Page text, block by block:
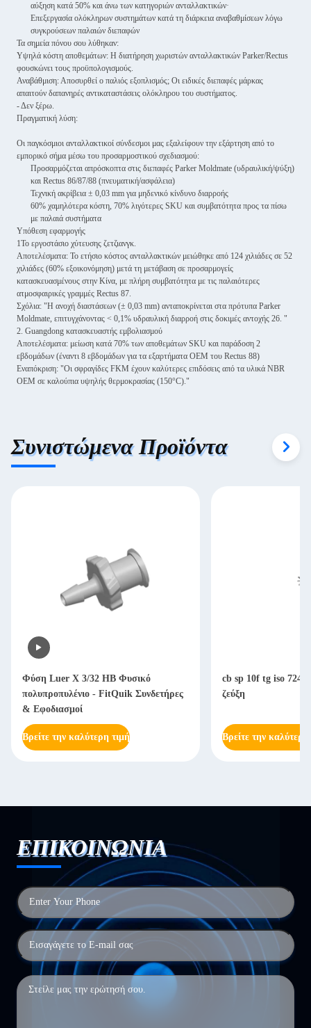
αύξηση κατά 50% και άνω των κατηγοριών ανταλλακτικών·
Επεξεργασία ολόκληρων συστημάτων κατά τη διάρκεια αναβαθμίσεων λόγω
συγκρούσεων παλαιών διεπαφών
Τα σημεία πόνου σου λύθηκαν:
Υψηλά κόστη αποθεμάτων: Η διατήρηση χωριστών ανταλλακτικών Parker/Rectus
φουσκώνει τους προϋπολογισμούς.
Αναβάθμιση: Αποσυρθεί ο παλιός εξοπλισμός; Οι ειδικές διεπαφές μάρκας
απαιτούν δαπανηρές αντικαταστάσεις ολόκληρου του συστήματος.
- Δεν ξέρω.
Πραγματική λύση:
Οι παγκόσμιοι ανταλλακτικοί σύνδεσμοι μας εξαλείφουν την εξάρτηση από το
εμπορικό σήμα μέσω του προσαρμοστικού σχεδιασμού:
Προσαρμόζεται απρόσκοπτα στις διεπαφές Parker Moldmate (υδραυλική/ψύξη)
και Rectus 86/87/88 (πνευματική/ασφάλεια)
Τεχνική ακρίβεια ± 0,03 mm για μηδενικό κίνδυνο διαρροής
60% χαμηλότερα κόστη, 70% λιγότερες SKU και συμβατότητα προς τα πίσω
με παλαιά συστήματα
Υπόθεση εφαρμογής
1Το εργοστάσιο χύτευσης ζετζιανγκ.
Αποτελέσματα: Το ετήσιο κόστος ανταλλακτικών μειώθηκε από 124 χιλιάδες σε 52
χιλιάδες (60% εξοικονόμηση) μετά τη μετάβαση σε προσαρμογείς
κατασκευασμένους στην Κίνα, με πλήρη συμβατότητα με τις παλαιότερες
ατμοσφαιρικές γραμμές Rectus 87.
Σχόλια: "Η ανοχή διαστάσεων (± 0,03 mm) ανταποκρίνεται στα πρότυπα Parker
Moldmate, επιτυγχάνοντας < 0,1% υδραυλική διαρροή στις δοκιμές αντοχής 26. "
2. Guangdong κατασκευαστής εμβολιασμού
Αποτελέσματα: μείωση κατά 70% των αποθεμάτων SKU και παράδοση 2
εβδομάδων (έναντι 8 εβδομάδων για τα εξαρτήματα OEM του Rectus 88)
Εναπόκριση: "Οι σφραγίδες FKM έχουν καλύτερες επιδόσεις από τα υλικά NBR
OEM σε καλούπια υψηλής θερμοκρασίας (150°C)."
Συνιστώμενα Προϊόντα
Φύση Luer X 3/32 HB Φυσικό
πολυπροπυλένιο - FitQuik Συνδετήρες
& Εφοδιασμοί
Βρείτε την καλύτερη τιμή
cb sp 10f tg iso 7241
ζεύξη
Βρείτε την καλύτερη
ΕΠΙΚΟΙΝΩΝΙΑ